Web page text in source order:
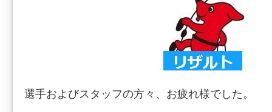
選手およびスタッフの方々、お疲れ様でした。